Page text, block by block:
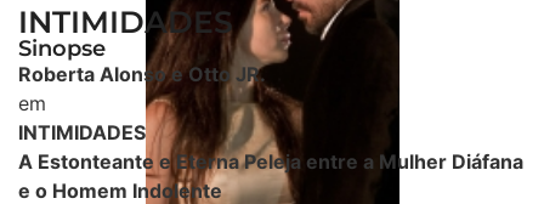
INTIMIDADES
Sinopse
Roberta Alonso e Otto JR.
em
INTIMIDADES
A Estonteante e Eterna Peleja entre a Mulher Diáfana
e o Homem Indolente